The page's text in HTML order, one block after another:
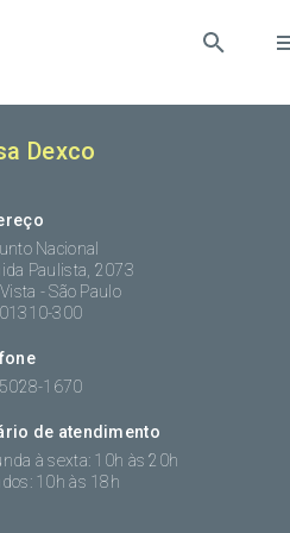
Dexco
Nacional
Paulista, 2073
- São Paulo
300
1670
de atendimento
à sexta: 10h às 20h
10h às 18h